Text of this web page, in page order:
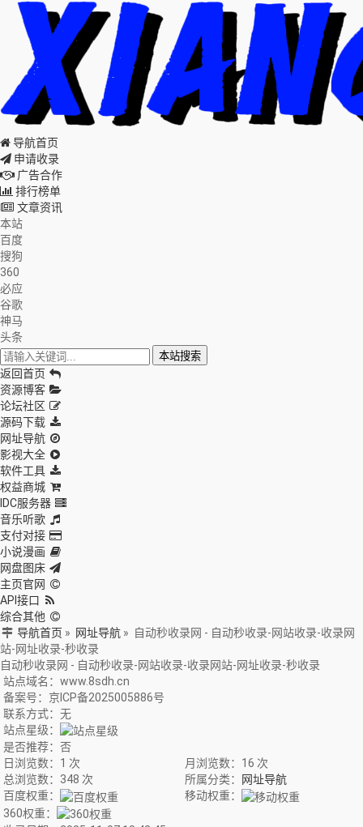
导航首页
申请收录
广告合作
排行榜单
文章资讯
本站
百度
搜狗
360
必应
谷歌
神马
头条
本站搜索
返回首页
资源博客
论坛社区
源码下载
网址导航
影视大全
软件工具
权益商城
IDC服务器
音乐听歌
支付对接
小说漫画
网盘图床
主页官网
API接口
综合其他
导航首页 » 网址导航 » 自动秒收录网 - 自动秒收录-网站收录-收录网
站-网址收录-秒收录
自动秒收录网 - 自动秒收录-网站收录-收录网站-网址收录-秒收录
站点域名：www.8sdh.cn
备案号：京ICP备2025005886号
联系方式：无
站点星级：
是否推荐：否
日浏览数：1 次
月浏览数：16 次
总浏览数：348 次
所属分类：
网址导航
百度权重：
移动权重：
360权重：